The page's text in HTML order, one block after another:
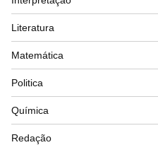
Literatura
Matemática
Politica
Química
Redação